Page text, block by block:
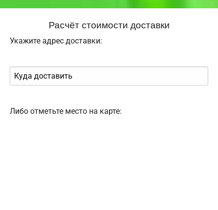
Расчёт стоимости доставки
Укажите адрес доставки:
Либо отметьте место на карте: